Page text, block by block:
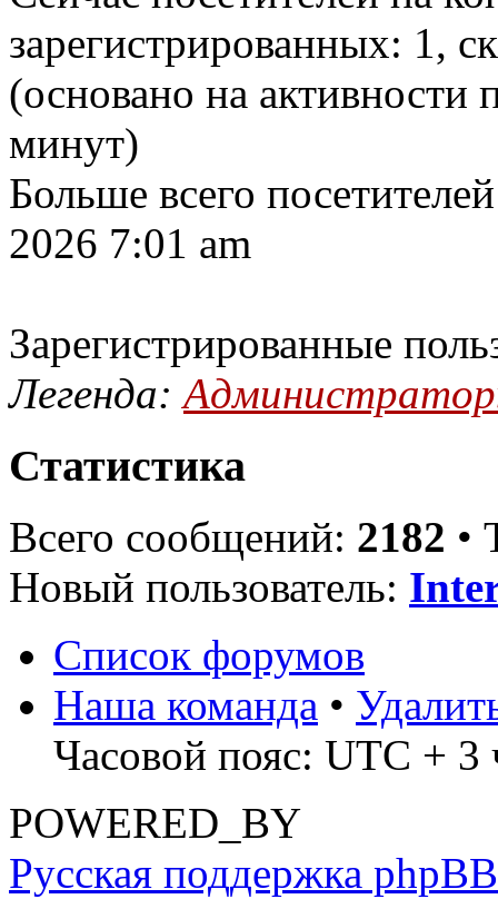
зарегистрированных: 1,
(основано на активности
минут)
Больше всего
2026 7:01 am
Зарегистрированные
Легенда:
Статистика
Всего сообщений: 2182 •
Новый пользователь:
Список форумов
Наша команда •
Часовой пояс: UTC + 3
POWERED_BY
Русская поддержка phpBB